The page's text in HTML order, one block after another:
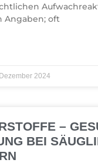
Angaben; oft
2024
–
BEI